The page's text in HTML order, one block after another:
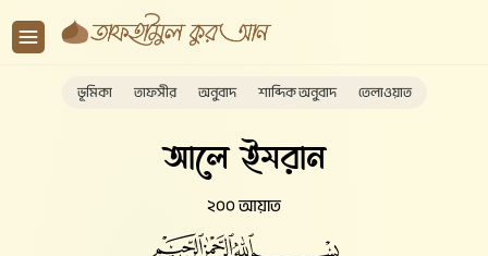
ভূমিকা তাফসীর অনুবাদ শাব্দিক অনুবাদ তেলাওয়াত
আলে ইমরান
২০০ আয়াত